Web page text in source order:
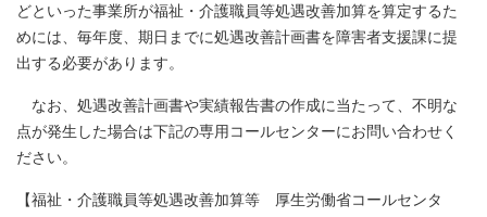
どといった事業所が福祉・介護職員等処遇改善加算を算定するた
めには、毎年度、期日までに処遇改善計画書を障害者支援課に提
出する必要があります。
なお、処遇改善計画書や実績報告書の作成に当たって、不明な
点が発生した場合は下記の専用コールセンターにお問い合わせく
ださい。
【福祉・介護職員等処遇改善加算等 厚生労働省コールセンタ